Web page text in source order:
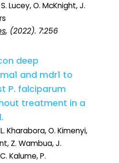
Lucey, O. McKnight, J.
, (2022). 7:256
deep
and mdr1 to
P. falciparum
treatment in a
Kharabora, O. Kimenyi,
Z. Wambua, J.
Kalume, P.